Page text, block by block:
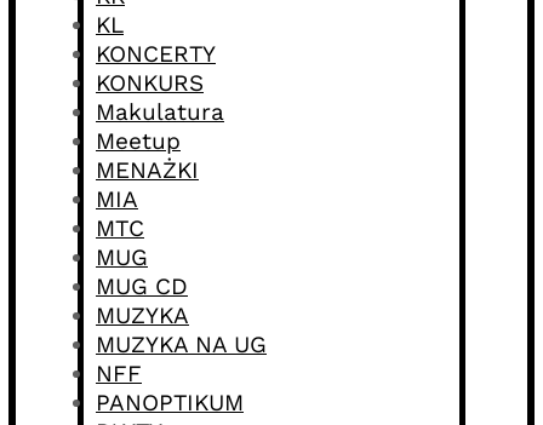
KL
KONCERTY
KONKURS
Makulatura
Meetup
MENAŻKI
MIA
MTC
MUG
MUG CD
MUZYKA
MUZYKA NA UG
NFF
PANOPTIKUM